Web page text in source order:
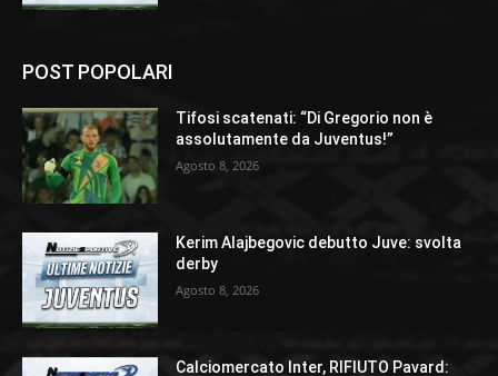
POST POPOLARI
Tifosi scatenati: “Di Gregorio non è
assolutamente da Juventus!”
Agosto 8, 2026
Kerim Alajbegovic debutto Juve: svolta
derby
Agosto 8, 2026
Calciomercato Inter, RIFIUTO Pavard: